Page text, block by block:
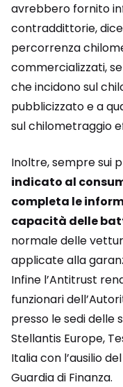
avrebbero fornito
contraddittorie, dice
percorrenza
commercializzati,
che incidono sul
pubblicizzato e a
sul chilometraggio
Inoltre, sempre sui
indicato al
completa le
capacità delle
normale delle
applicate alla
Infine l’Antitrust
funzionari
presso le sedi delle
Stellantis Europe,
Italia con l’ausilio
Guardia di Finanza.